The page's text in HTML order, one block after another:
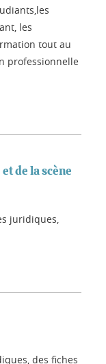
les
tout au
professionnelle
de la scène
juridiques,
des fiches